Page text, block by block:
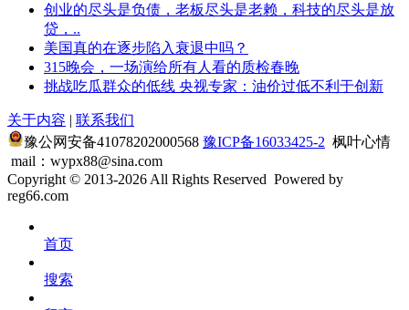
创业的尽头是负债，老板尽头是老赖，科技的尽头是放
贷，..
美国真的在逐步陷入衰退中吗？
315晚会，一场演给所有人看的质检春晚
挑战吃瓜群众的低线 央视专家：油价过低不利于创新
关于内容 | 联系我们
豫公网安备41078202000568 豫ICP备16033425-2 枫叶心情
mail：wypx88@sina.com
Copyright © 2013-2026 All Rights Reserved Powered by
reg66.com
首页
搜索